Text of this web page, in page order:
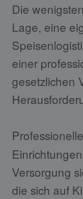
Die
Lage, eine
einer
gesetzlichen
Professionelle
Versorgung
die sich auf